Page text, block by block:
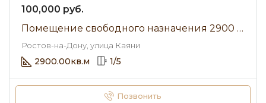
100,000 руб.
Помещение свободного назначения 2900 м² • улица Каяни • Аренда 100 000 ₽/мес
Ростов-на-Дону, улица Каяни
2900.00кв.м 1/5
Позвонить